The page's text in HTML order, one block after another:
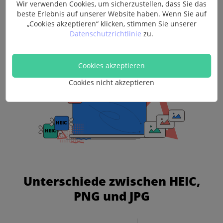
verwischen, sondern in derselben Qualität beizubehalten.
Um die originale Qualität zu erhalten, empfehlen wir
Ihnen, mehr als 85% auszuwählen, damit die konvertierten
Unterschiede zwischen HEIC,
PNG und JPG
Wir verwenden Cookies, um sicherzustellen, dass Sie das
beste Erlebnis auf unserer Website haben. Wenn Sie auf
„Cookies akzeptieren“ klicken, stimmen Sie unserer
Datenschutzrichtlinie zu.
Cookies akzeptieren
Cookies nicht akzeptieren